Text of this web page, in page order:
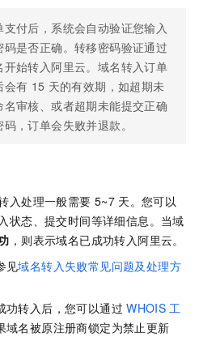
支付后，系统会自动验证您输入
码是否正确。转移密码验证通过
开始转入阿里云。域名转入订单
会有 15 天的有效期，如超期未
名审核、或者超期未能提交正确
，订单会失败并退款。
入处理一般需要 5~7 天。您可以
状态、提交时间等详细信息。当域
，则表示域名已成功转入阿里云。
见域名转入失败常见问题及处理方
功转入后，您可以通过 WHOIS 工
域名被原注册商锁定为禁止更新